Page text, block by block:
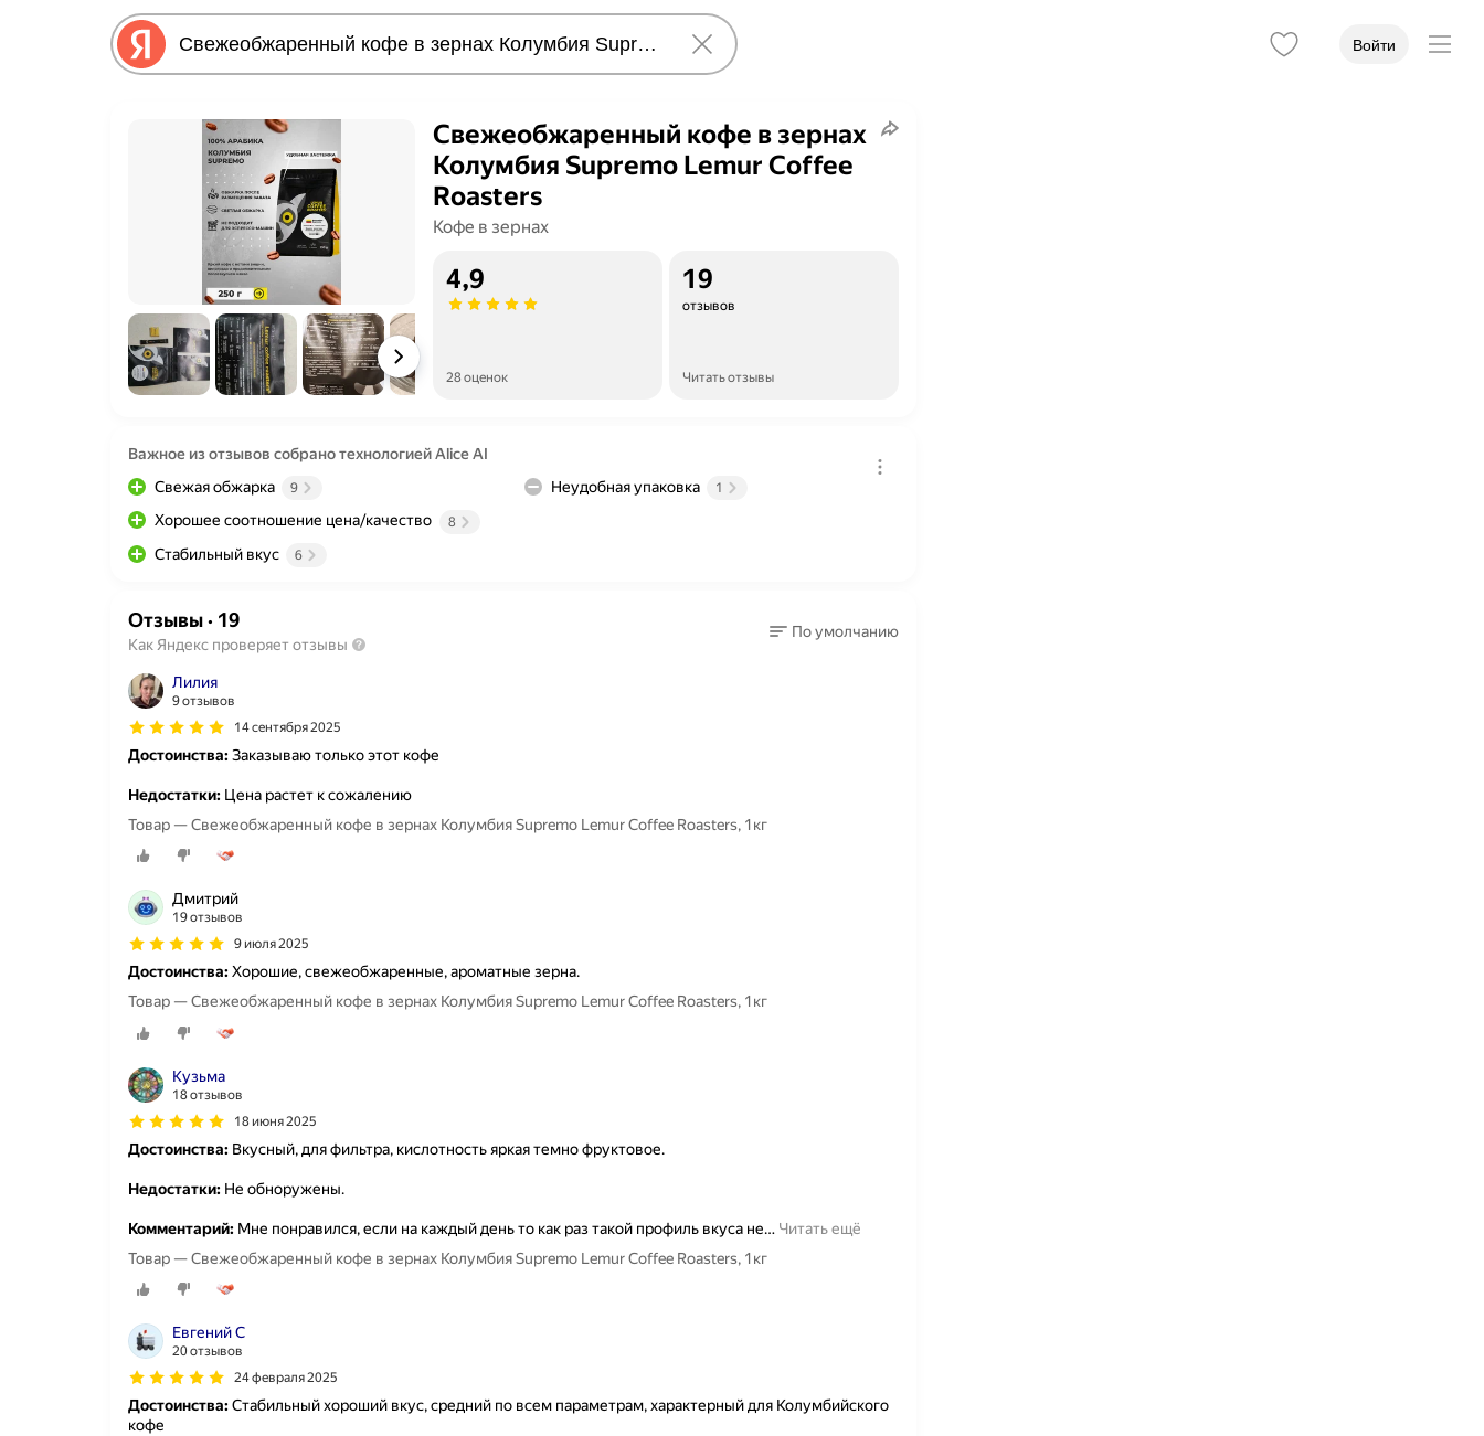
Войти
Свежеобжаренный кофе в зернах
Колумбия Supremo Lemur Coffee
Roasters
Кофе в зернах
4,9
28 оценок
19
отзывов
Читать отзывы
Важное из отзывов собрано технологией Alice AI
Свежая обжарка
9
Хорошее соотношение цена/качество 8
Стабильный вкус 6
Неудобная упаковка 1
Отзывы· 19
Как Яндекс проверяет отзывы
По умолчанию
Лилия
9 отзывов
14 сентября 2025
Достоинства:Заказываю только этот кофе
Недостатки: Цена растет к сожалению
Товар — Свежеобжаренный кофе в зернах Колумбия Supremo Lemur Coffee Roasters, 1кг
Дмитрий
19 отзывов
9 июля 2025
Достоинства:Хорошие, свежеобжаренные, ароматные зерна.
Товар — Свежеобжаренный кофе в зернах Колумбия Supremo Lemur Coffee Roasters, 1кг
Кузьма
18 отзывов
18 июня 2025
Достоинства: Вкусный, для фильтра, кислотность яркая темно фруктовое.
Недостатки: Не обноружены.
Комментарий: Мне понравился, если на каждый день то как раз такой профиль вкуса не… Читать ещё
Товар — Свежеобжаренный кофе в зернах Колумбия Supremo Lemur Coffee Roasters, 1кг
Евгений С
20 отзывов
24 февраля 2025
Достоинства:Стабильный хороший вкус, средний по всем параметрам, характерный для Колумбийского
кофе